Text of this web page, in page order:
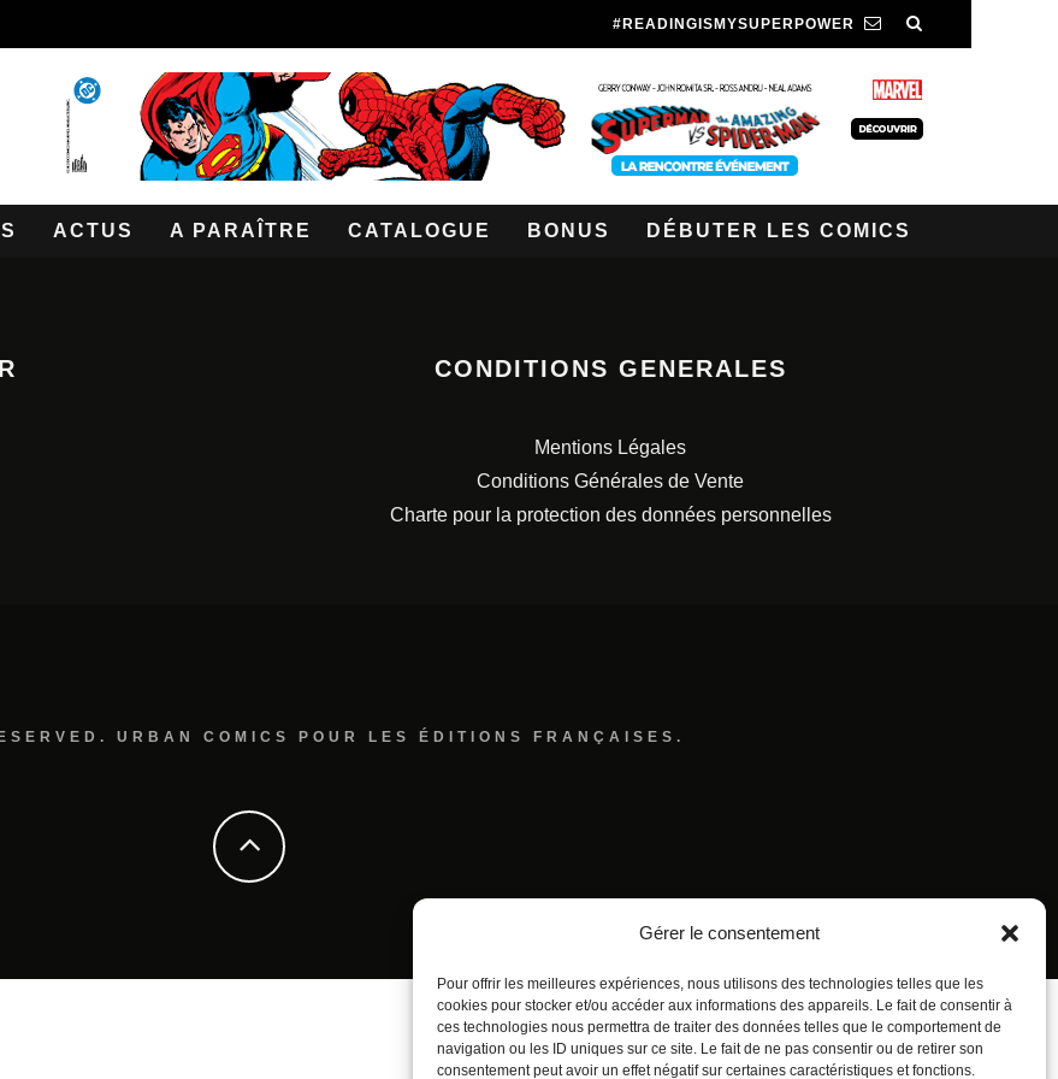
Gérer le consentement
Pour offrir les meilleures expériences, nous utilisons des technologies telles que les
cookies pour stocker et/ou accéder aux informations des appareils. Le fait de consentir à
ces technologies nous permettra de traiter des données telles que le comportement de
navigation ou les ID uniques sur ce site. Le fait de ne pas consentir ou de retirer son
consentement peut avoir un effet négatif sur certaines caractéristiques et fonctions.
#READINGISMYSUPERPOWER
ACTUS A PARAÎTRE CATALOGUE BONUS DÉBUTER LES COMICS
CONDITIONS GENERALES
Mentions Légales
Conditions Générales de Vente
Charte pour la protection des données personnelles
URBAN COMICS POUR LES ÉDITIONS FRANÇAISES.